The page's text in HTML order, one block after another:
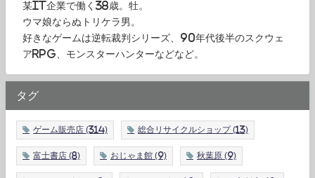
某IT企業で働く38歳。牡。
ウマ娘ならぬトリケラ男。
好きなゲームは逆転裁判シリーズ、90年代後半のスクウェ
アRPG、モンスターハンターなどなど。
タグ
ゲーム販売店 (314) 総合リサイクルショップ (13)
富士書店 (8) おじゃま館 (9) 秋葉原 (9)